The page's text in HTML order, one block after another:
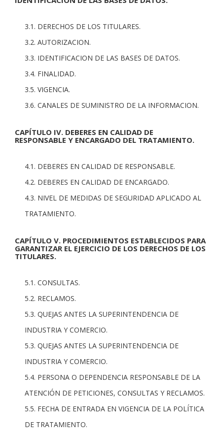
3.1. DERECHOS DE LOS TITULARES.
3.2. AUTORIZACION.
3.3. IDENTIFICACION DE LAS BASES DE DATOS.
3.4. FINALIDAD.
3.5. VIGENCIA.
3.6. CANALES DE SUMINISTRO DE LA INFORMACION.
CAPÍTULO IV. DEBERES EN CALIDAD DE
RESPONSABLE Y ENCARGADO DEL TRATAMIENTO.
4.1. DEBERES EN CALIDAD DE RESPONSABLE.
4.2. DEBERES EN CALIDAD DE ENCARGADO.
4.3. NIVEL DE MEDIDAS DE SEGURIDAD APLICADO AL
TRATAMIENTO.
CAPÍTULO V. PROCEDIMIENTOS ESTABLECIDOS PARA
GARANTIZAR EL EJERCICIO DE LOS DERECHOS DE LOS
TITULARES.
5.1. CONSULTAS.
5.2. RECLAMOS.
5.3. QUEJAS ANTES LA SUPERINTENDENCIA DE
INDUSTRIA Y COMERCIO.
5.3. QUEJAS ANTES LA SUPERINTENDENCIA DE
INDUSTRIA Y COMERCIO.
5.4. PERSONA O DEPENDENCIA RESPONSABLE DE LA
ATENCIÓN DE PETICIONES, CONSULTAS Y RECLAMOS.
5.5. FECHA DE ENTRADA EN VIGENCIA DE LA POLÍTICA
DE TRATAMIENTO.